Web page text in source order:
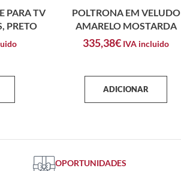
PARA TV
PRETO
POLTRONA EM VELUDO
AMARELO MOSTARDA
335,38€ IVA incluido
ADICIONAR
OPORTUNIDADES